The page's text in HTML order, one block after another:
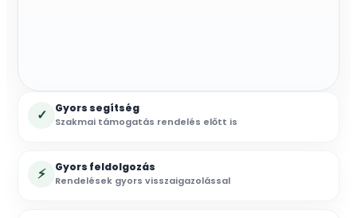
✓ Gyors segítség
Szakmai támogatás rendelés előtt is
⚡ Gyors feldolgozás
Rendelések gyors visszaigazolással